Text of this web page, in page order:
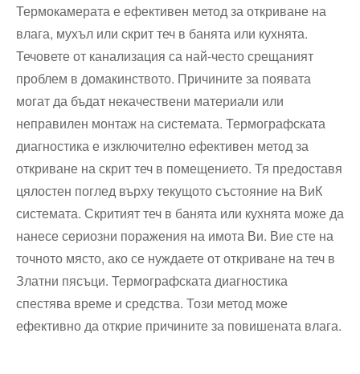
Термокамерата е ефективен метод за откриване на
влага, мухъл или скрит теч в банята или кухнята.
Течовете от канализация са най-често срещаният
проблем в домакинството. Причините за появата
могат да бъдат некачествени материали или
неправилен монтаж на системата. Термографската
диагностика е изключително ефективен метод за
откриване на скрит теч в помещението. Тя предоставя
цялостен поглед върху текущото състояние на ВиК
системата. Скритият теч в банята или кухнята може да
нанесе сериозни поражения на имота Ви. Вие сте на
точното място, ако се нуждаете от откриване на теч в
Златни пясъци. Термографската диагностика
спестява време и средства. Този метод може
ефективно да открие причините за повишената влага.